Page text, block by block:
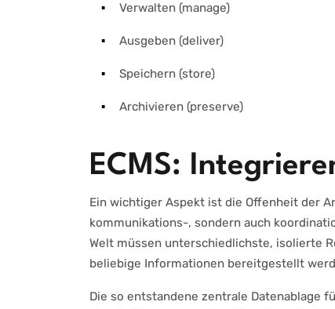
Verwalten (manage)
Ausgeben (deliver)
Speichern (store)
Archivieren (preserve)
ECMS:
Ein wichtiger Aspekt ist die Offenheit der
kommunikations-, sondern auch
Welt müssen unterschiedlichste, isolierte
beliebige Informationen bereitgestellt
Die so entstandene zentrale Datenablage